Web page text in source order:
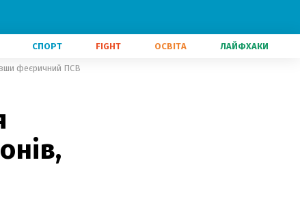
СПОРТ FIGHT ОСВІТА ЛАЙФХАКИ
феєричний ПСВ